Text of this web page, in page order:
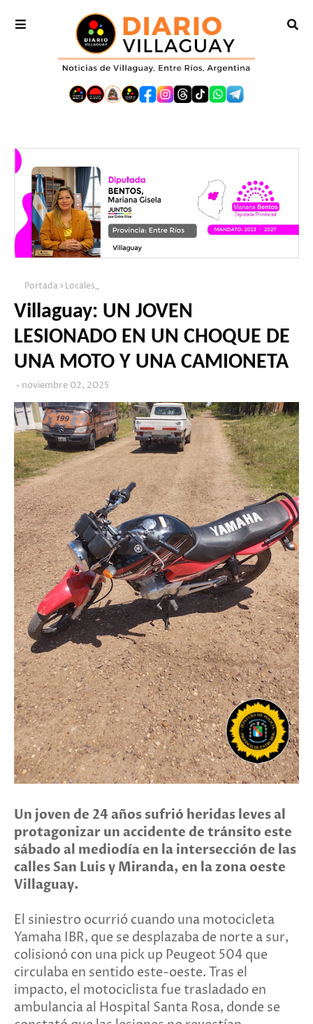
Portada Locales_
Villaguay: UN JOVEN
LESIONADO EN UN CHOQUE DE
UNA MOTO Y UNA CAMIONETA
noviembre 02, 2025
Un joven de 24 años sufrió heridas leves al
protagonizar un accidente de tránsito este
sábado al mediodía en la intersección de las
calles San Luis y Miranda, en la zona oeste
Villaguay.
El siniestro ocurrió cuando una motocicleta
Yamaha IBR, que se desplazaba de norte a sur,
colisionó con una pick up Peugeot 504 que
circulaba en sentido este-oeste. Tras el
impacto, el motociclista fue trasladado en
ambulancia al Hospital Santa Rosa, donde se